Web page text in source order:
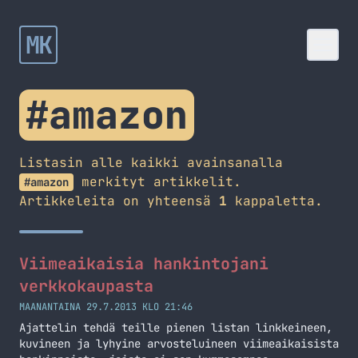
MK
#amazon
Listasin alle kaikki avainsanalla
#amazon
merkityt artikkelit.
Artikkeleita on yhteensä 1 kappaletta.
Viimeaikaisia hankintojani
verkkokaupasta
MAANANTAINA 29.7.2013 KLO 21:46
Ajattelin tehdä teille pienen listan linkkeineen,
kuvineen ja lyhyine arvosteluineen viimeaikaisista